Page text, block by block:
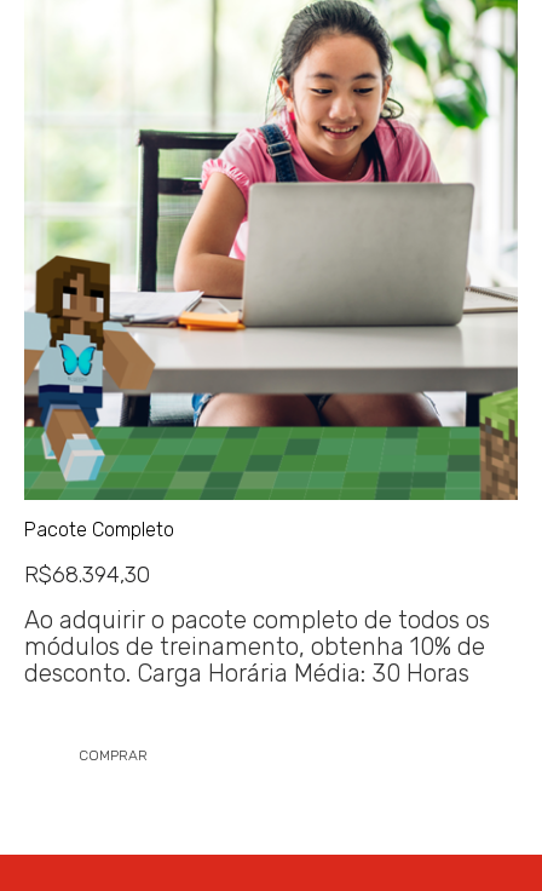
Pacote Completo
R$68.394,30
Ao adquirir o pacote completo de todos os
módulos de treinamento, obtenha 10% de
desconto. Carga Horária Média: 30 Horas
COMPRAR